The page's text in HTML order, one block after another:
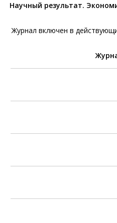
Научный результат.
Журнал включен в